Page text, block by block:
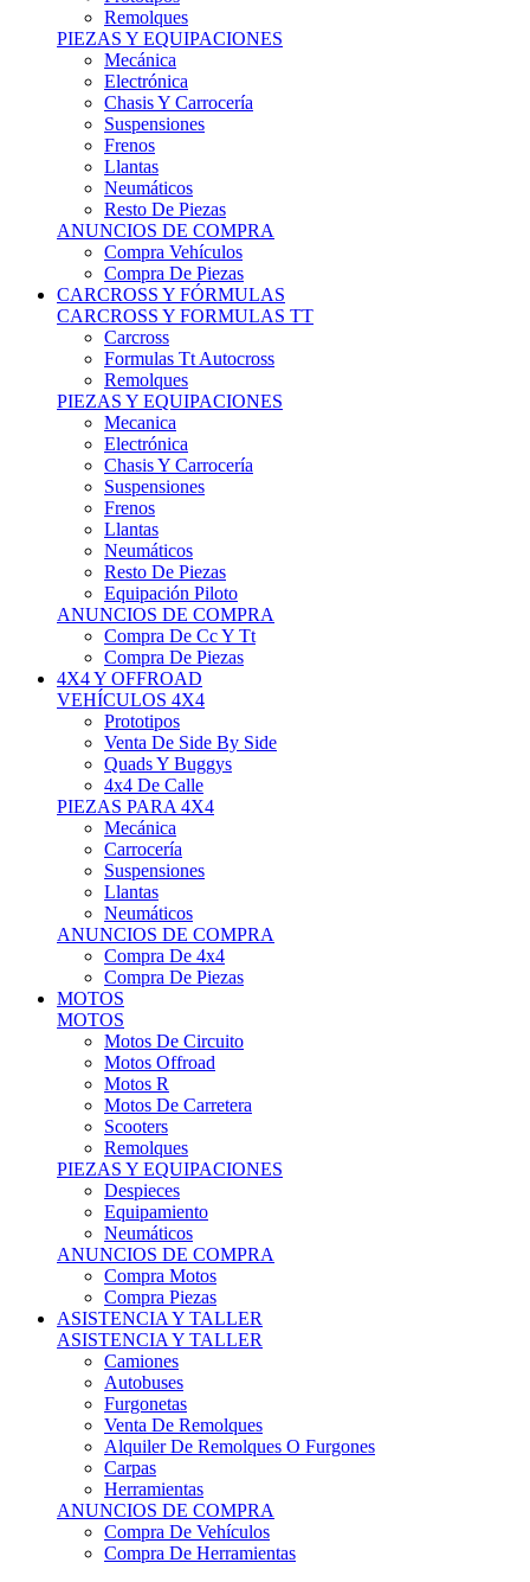
Remolques
PIEZAS Y EQUIPACIONES
Mecánica
Electrónica
Chasis Y Carrocería
Suspensiones
Frenos
Llantas
Neumáticos
Resto De Piezas
ANUNCIOS DE COMPRA
Compra Vehículos
Compra De Piezas
CARCROSS Y FÓRMULAS
CARCROSS Y FORMULAS TT
Carcross
Formulas Tt Autocross
Remolques
PIEZAS Y EQUIPACIONES
Mecanica
Electrónica
Chasis Y Carrocería
Suspensiones
Frenos
Llantas
Neumáticos
Resto De Piezas
Equipación Piloto
ANUNCIOS DE COMPRA
Compra De Cc Y Tt
Compra De Piezas
4X4 Y OFFROAD
VEHÍCULOS 4X4
Prototipos
Venta De Side By Side
Quads Y Buggys
4x4 De Calle
PIEZAS PARA 4X4
Mecánica
Carrocería
Suspensiones
Llantas
Neumáticos
ANUNCIOS DE COMPRA
Compra De 4x4
Compra De Piezas
MOTOS
MOTOS
Motos De Circuito
Motos Offroad
Motos R
Motos De Carretera
Scooters
Remolques
PIEZAS Y EQUIPACIONES
Despieces
Equipamiento
Neumáticos
ANUNCIOS DE COMPRA
Compra Motos
Compra Piezas
ASISTENCIA Y TALLER
ASISTENCIA Y TALLER
Camiones
Autobuses
Furgonetas
Venta De Remolques
Alquiler De Remolques O Furgones
Carpas
Herramientas
ANUNCIOS DE COMPRA
Compra De Vehículos
Compra De Herramientas